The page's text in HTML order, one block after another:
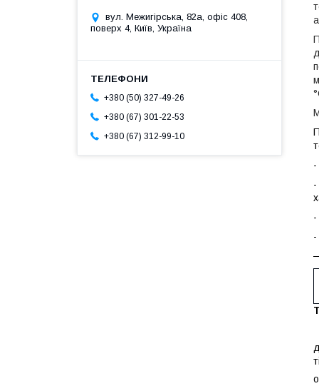
-
-
-
-
вул. Межигірська, 82а, офіс 408,
поверх 4, Київ, Україна
+380 (50) 327-49-26
+380 (67) 301-22-53
+380 (67) 312-99-10